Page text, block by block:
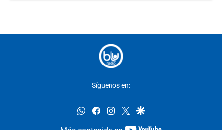
Síguenos en:
whatsappfacebookinstagram
twittergoogle